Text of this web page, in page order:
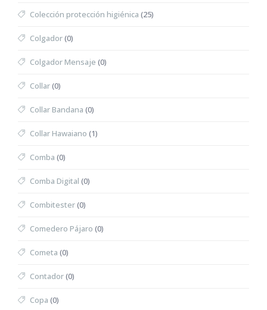
Colección protección higiénica (25)
Colgador(0)
Colgador Mensaje (0)
Collar(0)
Collar Bandana (0)
Collar Hawaiano (1)
Comba (0)
Comba Digital (0)
Combitester(0)
Comedero Pájaro (0)
Cometa (0)
Contador(0)
Copa (0)